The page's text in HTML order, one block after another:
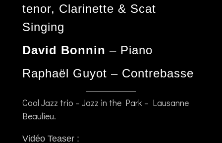
tenor, Clarinette & Scat
Singing
David Bonnin – Piano
Raphaël Guyot – Contrebasse
Cool Jazz trio – Jazz in the Park – Lausanne
Beaulieu.
Vidéo Teaser :